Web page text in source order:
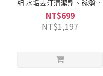
組 水垢去汙清潔劑、碗盤洗
碗精任選3(500mlX3) 洗滌液
YA!CLEAN｜美吾髮『不提供
海外配送』
NT$699
NT$1,197